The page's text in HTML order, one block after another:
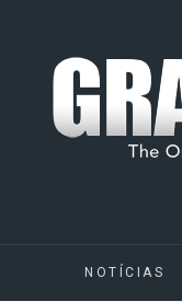
NOTÍCIAS